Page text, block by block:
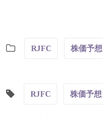
RJFC 株価予想
RJFC 株価予想